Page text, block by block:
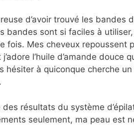
d’avoir trouvé les bandes
bandes sont si faciles à
fois. Mes cheveux repoussent
l’huile d’amande douce
hésiter à quiconque cherche
résultats du système
seulement, ma peau est